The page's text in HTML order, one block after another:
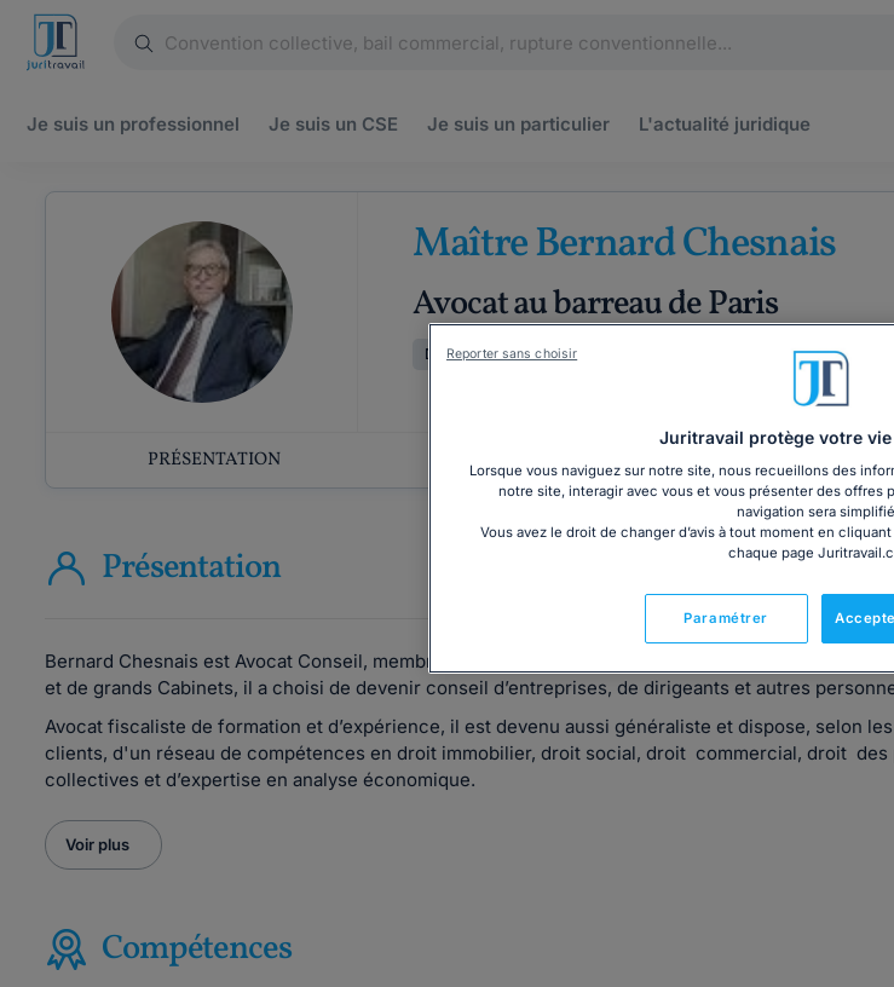
Je suis un professionnel Je suis un CSE Je suis un particulier L'actualité juridique
Maître Bernard Chesnais
Avocat au barreau de Paris
Droit fiscal Droit international
PRÉSENTATION COMPÉTENCES
Présentation
Bernard Chesnais est Avocat Conseil, membre du Barreau de Paris. Après une longue carrière au
et de grands Cabinets, il a choisi de devenir conseil d’entreprises, de dirigeants et autres
Avocat fiscaliste de formation et d’expérience, il est devenu aussi généraliste et dispose, selon
clients, d'un réseau de compétences en droit immobilier, droit social, droit commercial, droit des
collectives et d’expertise en analyse économique.
Voir plus
Compétences
Juritravail protège votre
Lorsque vous naviguez sur notre site, nous recueillons des
notre site, interagir avec vous et vous présenter des offres
navigation sera
Vous avez le droit de changer d’avis à tout moment en
chaque page
Paramétrer
Reporter sans choisir